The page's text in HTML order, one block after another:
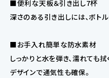
■便利な天板＆引き出し7杯
深さのある引き出しには、ボト
■お手入れ簡単な防水素材
しっかりと水を弾き、濡れても
デザインで通気性も確保。